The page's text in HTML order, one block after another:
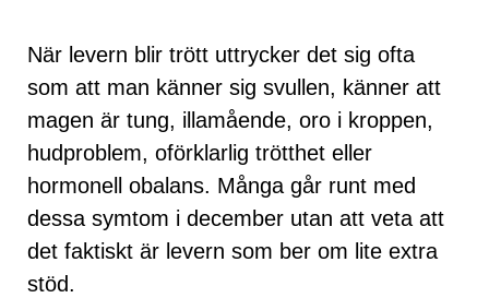
När levern blir trött uttrycker det sig ofta
som att man känner sig svullen, känner att
magen är tung, illamående, oro i kroppen,
hudproblem, oförklarlig trötthet eller
hormonell obalans. Många går runt med
dessa symtom i december utan att veta att
det faktiskt är levern som ber om lite extra
stöd.